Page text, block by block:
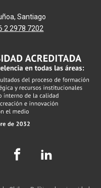
Santiago
2 2978 7202